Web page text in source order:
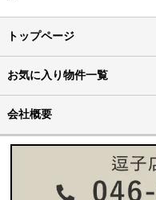
トップページ
お気に入り物件一覧
会社概要